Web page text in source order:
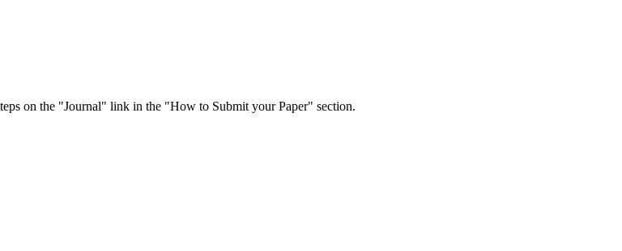
on the "Journal" link in the "How to Submit your Paper" section.